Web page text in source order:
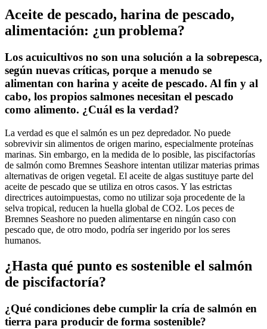
Aceite de pescado, harina de pescado,
alimentación: ¿un problema?
Los acuicultivos no son una solución a la sobrepesca,
según nuevas críticas, porque a menudo se
alimentan con harina y aceite de pescado. Al fin y al
cabo, los propios salmones necesitan el pescado
como alimento. ¿Cuál es la verdad?
La verdad es que el salmón es un pez depredador. No puede
sobrevivir sin alimentos de origen marino, especialmente proteínas
marinas. Sin embargo, en la medida de lo posible, las piscifactorías
de salmón como Bremnes Seashore intentan utilizar materias primas
alternativas de origen vegetal. El aceite de algas sustituye parte del
aceite de pescado que se utiliza en otros casos. Y las estrictas
directrices autoimpuestas, como no utilizar soja procedente de la
selva tropical, reducen la huella global de CO2. Los peces de
Bremnes Seashore no pueden alimentarse en ningún caso con
pescado que, de otro modo, podría ser ingerido por los seres
humanos.
¿Hasta qué punto es sostenible el salmón
de piscifactoría?
¿Qué condiciones debe cumplir la cría de salmón en
tierra para producir de forma sostenible?